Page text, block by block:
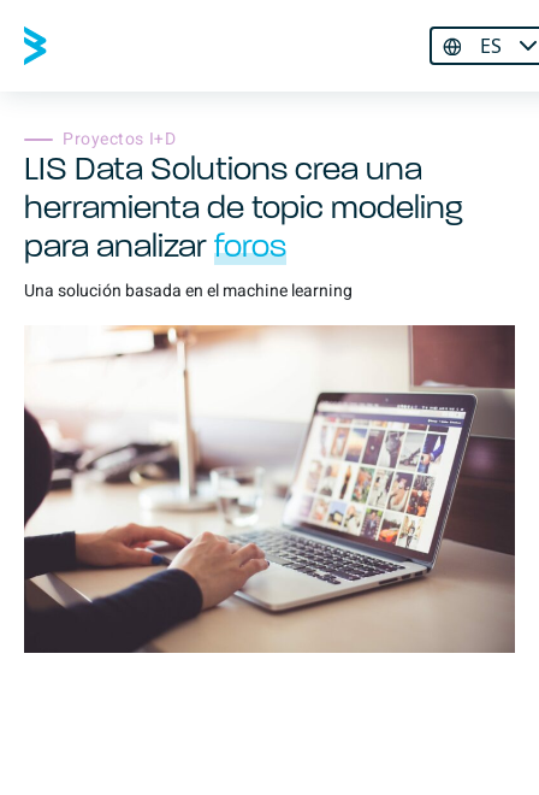
ES
Proyectos I+D
LIS Data Solutions crea una
herramienta de topic modeling
para analizar foros
Una solución basada en elmachine learning